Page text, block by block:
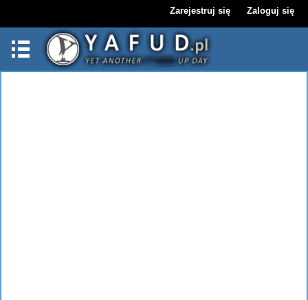
Zarejestruj się Zaloguj się